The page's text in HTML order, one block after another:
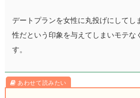
デートプランを女性に丸投げにしてし
性だという印象を与えてしまいモテな
す。